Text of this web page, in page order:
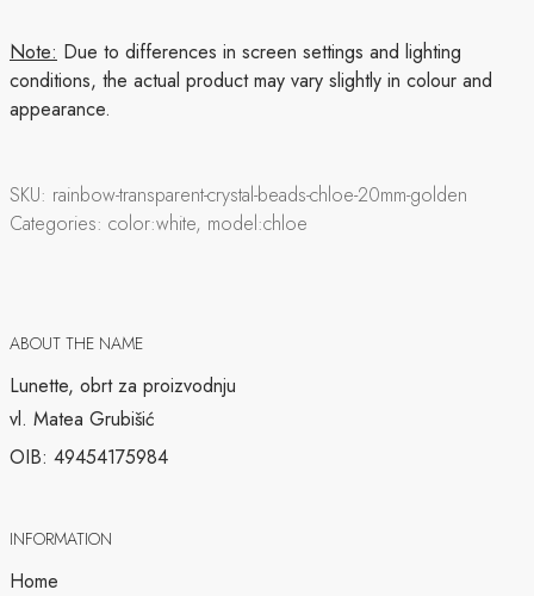
Note: Due to differences in screen settings and lighting
conditions, the actual product may vary slightly in colour and
appearance.
SKU: rainbow-transparent-crystal-beads-chloe-20mm-golden
Categories: color:white, model:chloe
ABOUT THE NAME
Lunette, obrt za proizvodnju
vl. Matea Grubišić
OIB: 49454175984
INFORMATION
Home